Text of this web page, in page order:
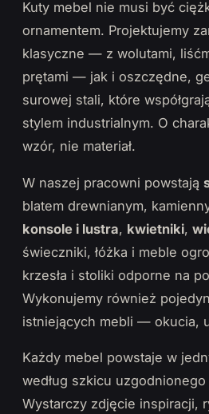
Kuty mebel nie musi być
ornamentem. Projektujemy
klasyczne — z wolutami,
prętami — jak i oszczędne,
surowej stali, które
stylem industrialnym. O
wzór, nie materiał.
W naszej pracowni powstają
blatem drewnianym,
konsole i lustra, kwietniki,
świeczniki, łóżka i meble
krzesła i stoliki odporne na
Wykonujemy również
istniejących mebli — okucia,
Każdy mebel powstaje w
według szkicu
Wystarczy zdjęcie inspiracji,